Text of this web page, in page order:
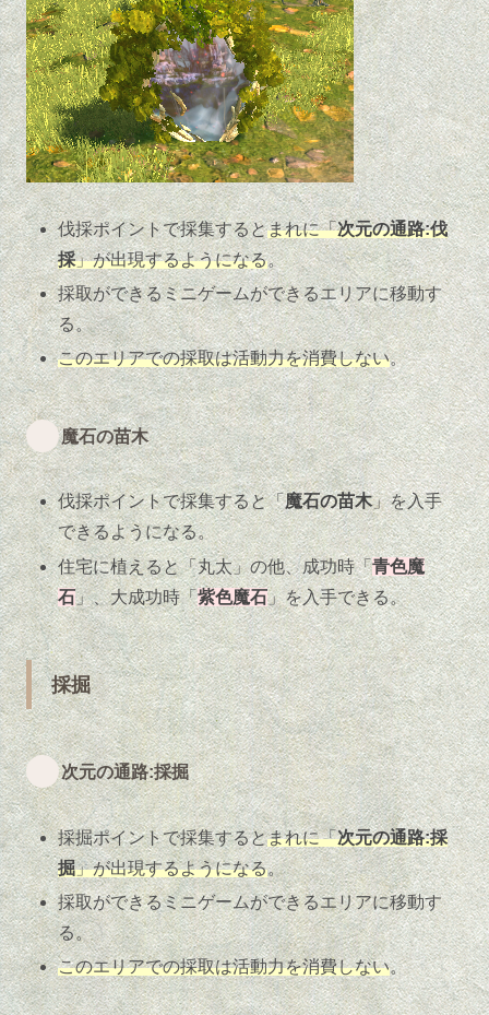
伐採ポイントで採集するとまれに「次元の通路:伐
採」が出現するようになる。
採取ができるミニゲームができるエリアに移動す
る。
このエリアでの採取は活動力を消費しない。
魔石の苗木
伐採ポイントで採集すると「魔石の苗木」を入手
できるようになる。
住宅に植えると「丸太」の他、成功時「青色魔
石」、大成功時「紫色魔石」を入手できる。
採掘
次元の通路:採掘
採掘ポイントで採集するとまれに「次元の通路:採
掘」が出現するようになる。
採取ができるミニゲームができるエリアに移動す
る。
このエリアでの採取は活動力を消費しない。